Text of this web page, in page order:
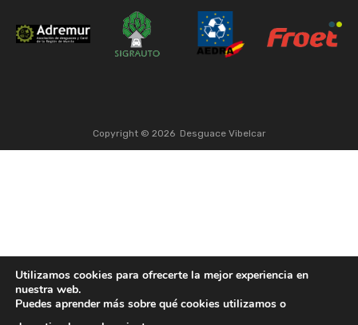
Copyright © 2026 Desguace Vibelcar
Utilizamos cookies para ofrecerte la mejor experiencia en
nuestra web.
Puedes aprender más sobre qué cookies utilizamos o